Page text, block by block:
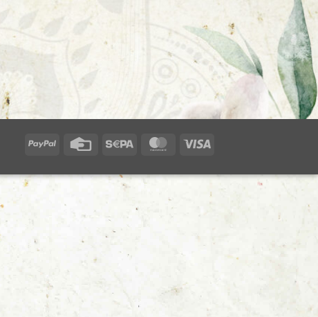
PayPal
Credit
Sepa MasterCardVisa